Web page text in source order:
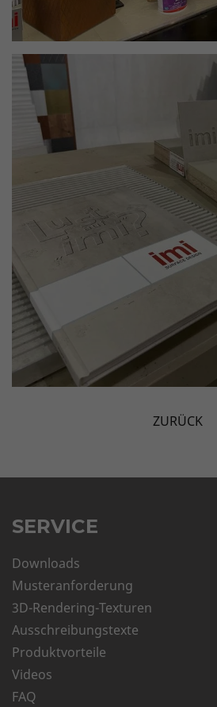
ZURÜCK
SERVICE
Downloads
Musteranforderung
3D-Rendering-Texturen
Ausschreibungstexte
Produktvorteile
Videos
FAQ